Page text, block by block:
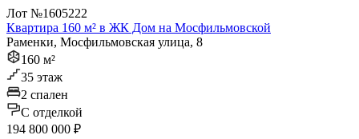
Лот №1605222
Квартира 160 м² в ЖК Дом на Мосфильмовской
Раменки, Мосфильмовская улица, 8
160 м²
35 этаж
2 спален
C отделкой
194 800 000 ₽